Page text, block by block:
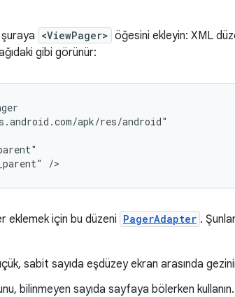
<ViewPager> öğesini ekleyin: XML
gibi görünür:
eklemek için bu düzeni PagerAdapter .
sabit sayıda eşdüzey ekran arasında
bilinmeyen sayıda sayfaya bölerken kullanın.